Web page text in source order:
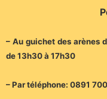
– Au guichet des arènes
de 13h30 à 17h30
– Par téléphone: 0891